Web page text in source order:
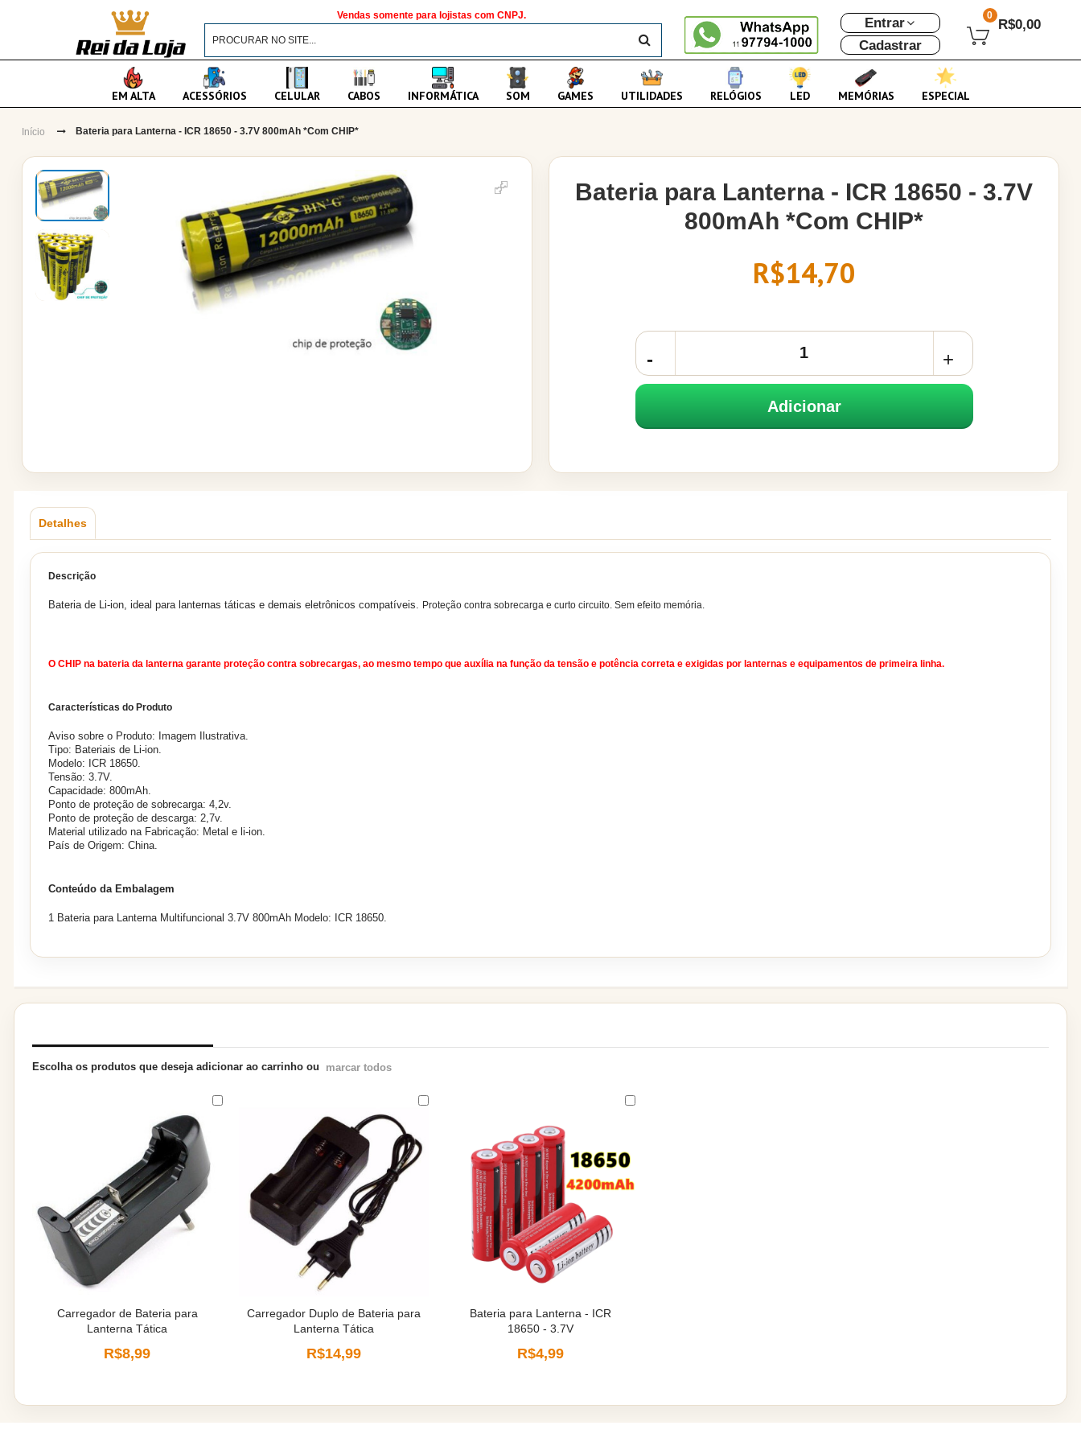
Vendas somente para lojistas com CNPJ.
BUSCAR
Entrar
Cadastrar
0
R$0,00
EM ALTA ACESSÓRIOS CELULAR CABOS INFORMÁTICA SOM GAMES UTILIDADES RELÓGIOS LED MEMÓRIAS ESPECIAL
Início Bateria para Lanterna - ICR 18650 - 3.7V 800mAh *Com CHIP*
Bateria para Lanterna - ICR 18650 - 3.7V
800mAh *Com CHIP*
R$14,70
Adicionar
Detalhes
Descrição
Bateria de Li-ion, ideal para lanternas táticas e demais eletrônicos compatíveis. Proteção contra sobrecarga e curto circuito. Sem efeito memória.
O CHIP na bateria da lanterna garante proteção contra sobrecargas, ao mesmo tempo que auxília na função da tensão e potência correta e exigidas por lanternas e equipamentos de primeira linha.
Características do Produto
Aviso sobre o Produto: Imagem Ilustrativa.
Tipo: Bateriais de Li-ion.
Modelo: ICR 18650.
Tensão: 3.7V.
Capacidade: 800mAh.
Ponto de proteção de sobrecarga: 4,2v.
Ponto de proteção de descarga: 2,7v.
Material utilizado na Fabricação: Metal e li-ion.
País de Origem: China.
Conteúdo da Embalagem
1 Bateria para Lanterna Multifuncional 3.7V 800mAh Modelo: ICR 18650.
Escolha os produtos que deseja adicionar ao carrinho ou marcar todos
Carregador de Bateria para
Lanterna Tática
R$8,99
Carregador Duplo de Bateria para
Lanterna Tática
R$14,99
Bateria para Lanterna - ICR
18650 - 3.7V
R$4,99